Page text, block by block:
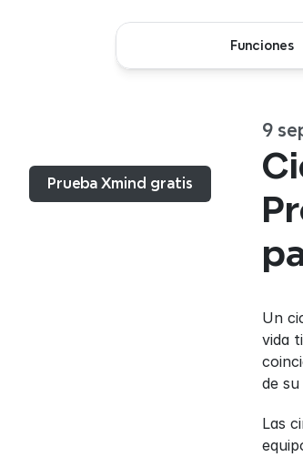
Prueba Xmind gratis
9
Un
vida
de
Las
Funciones